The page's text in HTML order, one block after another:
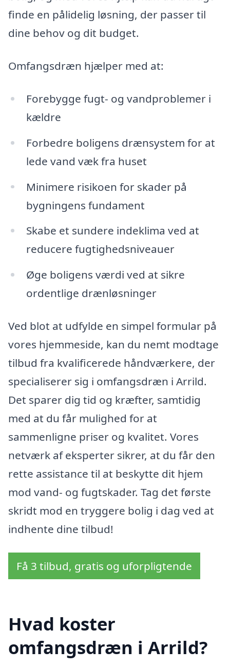
finde en pålidelig løsning, der passer til
dine behov og dit budget.
Omfangsdræn hjælper med at:
Forebygge fugt- og vandproblemer i
kældre
Forbedre boligens drænsystem for at
lede vand væk fra huset
Minimere risikoen for skader på
bygningens fundament
Skabe et sundere indeklima ved at
reducere fugtighedsniveauer
Øge boligens værdi ved at sikre
ordentlige drænløsninger
Ved blot at udfylde en simpel formular på
vores hjemmeside, kan du nemt modtage
tilbud fra kvalificerede håndværkere, der
specialiserer sig i omfangsdræn i Arrild.
Det sparer dig tid og kræfter, samtidig
med at du får mulighed for at
sammenligne priser og kvalitet. Vores
netværk af eksperter sikrer, at du får den
rette assistance til at beskytte dit hjem
mod vand- og fugtskader. Tag det første
skridt mod en tryggere bolig i dag ved at
indhente dine tilbud!
Få 3 tilbud, gratis og uforpligtende
Hvad koster
omfangsdræn i Arrild?